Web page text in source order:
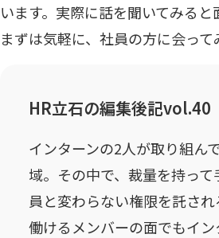
います。実際に話を聞いてみる
まずは気軽に、社員の方に会って
HR立石の編集後記vol.40
インターンの2人が取り組ん
域。その中で、裁量を持っ
員と変わらない権限を託さ
働けるメンバーの面でもイ